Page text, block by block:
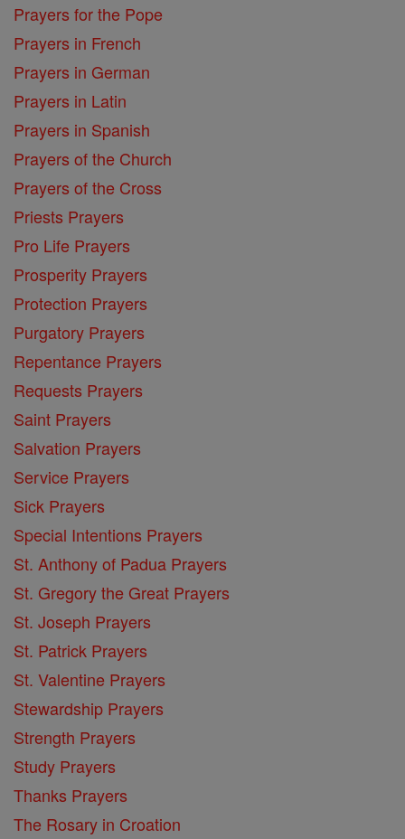
Prayers for the Pope
Prayers in French
Prayers in German
Prayers in Latin
Prayers in Spanish
Prayers of the Church
Prayers of the Cross
Priests Prayers
Pro Life Prayers
Prosperity Prayers
Protection Prayers
Purgatory Prayers
Repentance Prayers
Requests Prayers
Saint Prayers
Salvation Prayers
Service Prayers
Sick Prayers
Special Intentions Prayers
St. Anthony of Padua Prayers
St. Gregory the Great Prayers
St. Joseph Prayers
St. Patrick Prayers
St. Valentine Prayers
Stewardship Prayers
Strength Prayers
Study Prayers
Thanks Prayers
The Rosary in Croation